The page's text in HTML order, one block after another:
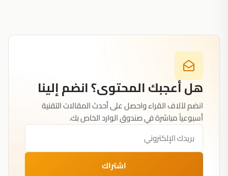
هل أعجبك المحتوى؟ انضم إلينا
انضم لآلاف القراء واحصل على أحدث المقالات التقنية
أسبوعياً مباشرة في صندوق الوارد الخاص بك.
اشتراك